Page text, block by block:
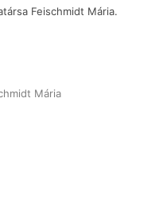
Feischmidt Mária.
Mária